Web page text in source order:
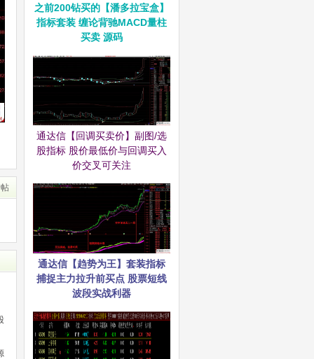
之前200钻买的【潘多拉宝盒】
指标套装 缠论背驰MACD量柱
买卖 源码
通达信【回调买卖价】副图/选
股指标 股价最低价与回调买入
价交叉可关注
通达信【趋势为王】套装指标
捕捉主力拉升前买点 股票短线
波段实战利器